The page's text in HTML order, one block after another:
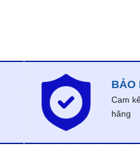
BẢO
Cam
hãng